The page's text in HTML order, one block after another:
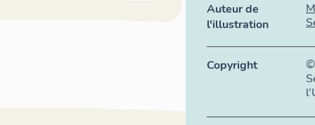
Auteur de
l'illustration
Copyright